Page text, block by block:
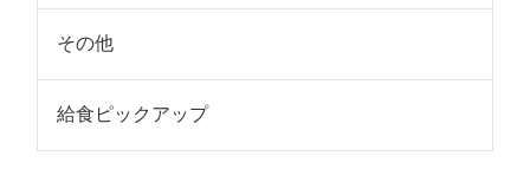
その他
給食ピックアップ